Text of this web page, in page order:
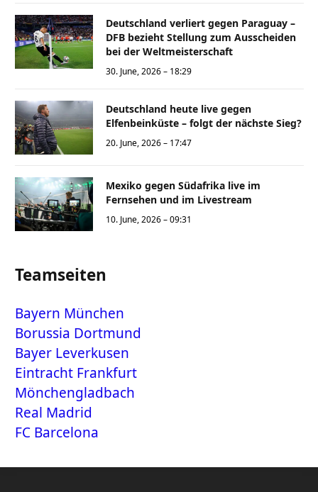
Deutschland verliert gegen Paraguay –
DFB bezieht Stellung zum Ausscheiden
bei der Weltmeisterschaft
30. June, 2026 – 18:29
Deutschland heute live gegen
Elfenbeinküste – folgt der nächste Sieg?
20. June, 2026 – 17:47
Mexiko gegen Südafrika live im
Fernsehen und im Livestream
10. June, 2026 – 09:31
Teamseiten
Bayern München
Borussia Dortmund
Bayer Leverkusen
Eintracht Frankfurt
Mönchengladbach
Real Madrid
FC Barcelona